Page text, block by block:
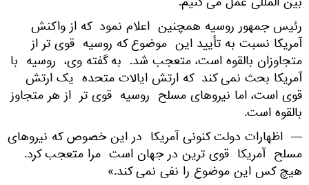
رئیس جمهور روسیه همچنین اعلام نمود که از واکنش
آمریکا نسبت به تأیید این موضوع که روسیه قوی تر از
متجاوزان بالقوه است، متعجب شد. به گفته وی، روسیه با
آمریکا بحث نمی کند که ارتش ایالات متحده یک ارتش
قوی است، اما نیروهای مسلح روسیه قوی تر از هر متجاوز
بالقوه است.
— اظهارات دولت کنونی آمریکا در این خصوص که نیروهای
مسلح آمریکا قوی ترین در جهان است مرا متعجب کرد.
هیچ کس این موضوع را نفی نمی کند.»